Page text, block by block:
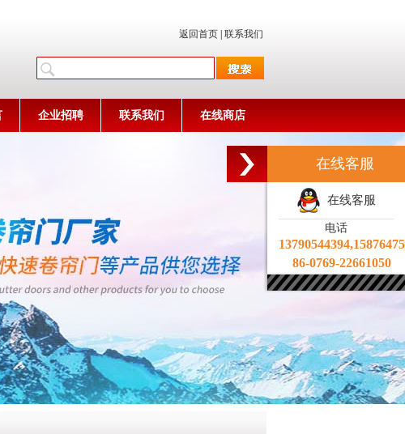
返回首页 联系我们
企业招聘 联系我们 在线商店
在线客服
在线客服
电话
86-0769-22661050